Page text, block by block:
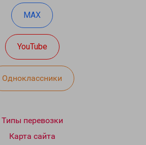
MAX
YouTube
Одноклассники
Типы перевозки
Карта сайта